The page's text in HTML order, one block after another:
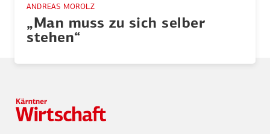
ANDREAS MOROLZ
„Man muss zu sich selber
stehen“